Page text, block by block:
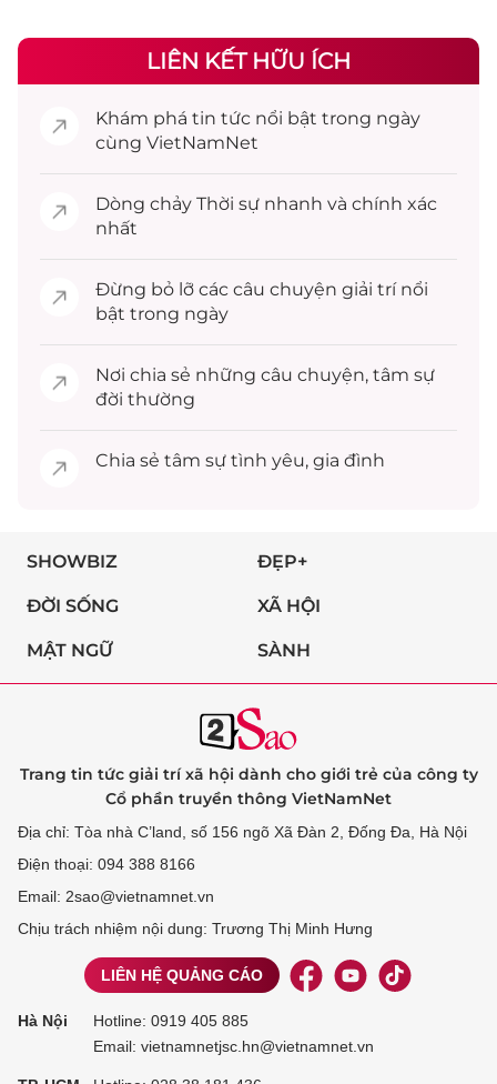
LIÊN KẾT HỮU ÍCH
Khám phá tin tức nổi bật trong ngày
cùng VietNamNet
Dòng chảy Thời sự nhanh và chính xác
nhất
Đừng bỏ lỡ các câu chuyện giải trínổi
bật trong ngày
Nơi chia sẻ những câu chuyện, tâm sự
đời thường
Chia sẻ tâm sự tình yêu, gia đình
SHOWBIZ ĐẸP+
ĐỜI SỐNG XÃ HỘI
MẬT NGỮ SÀNH
Trang tin tức giải trí xã hội dành cho giới trẻ của công ty
Cổ phần truyền thông VietNamNet
Địa chỉ: Tòa nhà C’land, số 156 ngõ Xã Đàn 2, Đống Đa, Hà Nội
Điện thoại: 094 388 8166
Email: 2sao@vietnamnet.vn
Chịu trách nhiệm nội dung: Trương Thị Minh Hưng
LIÊN HỆ QUẢNG CÁO
Hà Nội Hotline: 0919 405 885
Email: vietnamnetjsc.hn@vietnamnet.vn